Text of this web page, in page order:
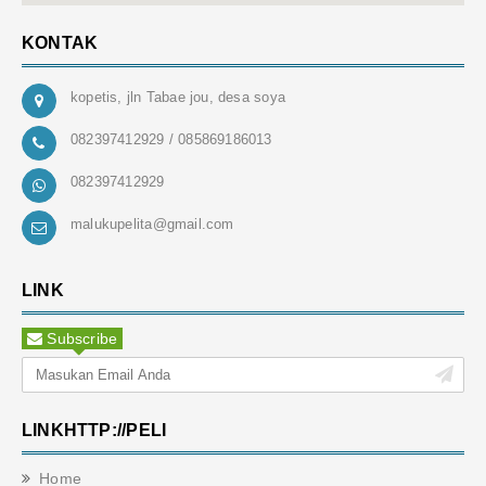
KONTAK
kopetis, jln Tabae jou, desa soya
082397412929 / 085869186013
082397412929
malukupelita@gmail.com
LINK
Subscribe
LINKHTTP://PELI
Home